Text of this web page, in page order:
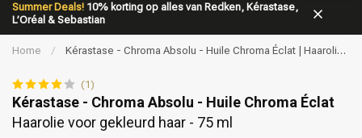
Summer Deals! 10% korting op alles van Redken, Kérastase,
L’Oréal & Sebastian
Merken Haarverzorging
Home /
Kérastase - Chroma Absolu - Huile Chroma Éclat | Haarolie
(1)
Kérastase - Chroma Absolu - Huile Chroma Éclat
Haarolie voor gekleurd haar - 75 ml